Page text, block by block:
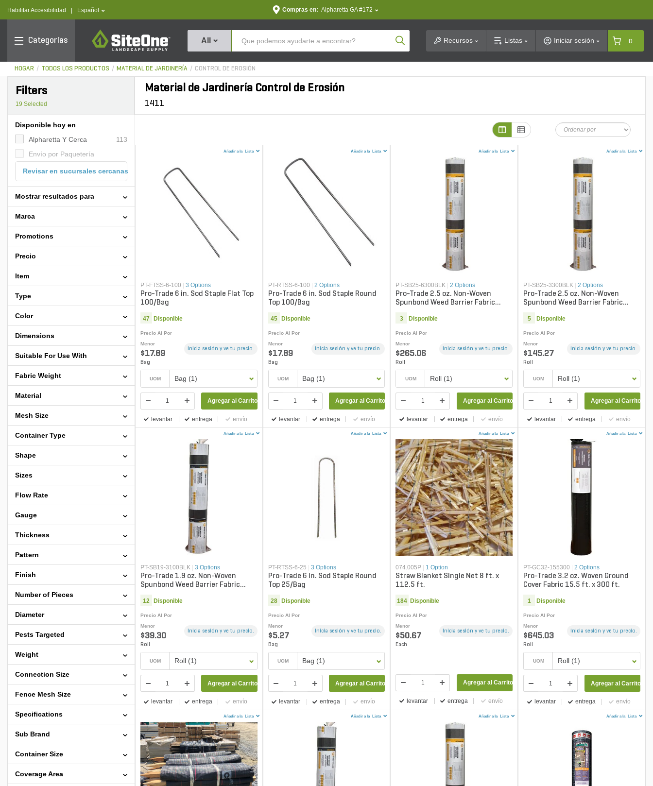
Habilitar Accesibilidad text.language
Español Compras en: Alpharetta GA #172
Categorías
SiteOne
All Product SearchRecursos Listas Iniciar sesión 0
HOGAR TODOS LOS PRODUCTOS MATERIAL DE JARDINERÍA CONTROL DE EROSIÓN
Filters
19 Selected
Disponible hoy en
Alpharetta Y Cerca
113
Envío por Paquetería
Revisar en sucursales cercanas
Mostrar resultados para
Marca
Promotions
Precio
Item
Type
Color
Dimensions
Suitable For Use With
Fabric Weight
Material
Mesh Size
Container Type
Shape
Sizes
Flow Rate
Gauge
Thickness
Pattern
Finish
Number of Pieces
Diameter
Pests Targeted
Weight
Connection Size
Fence Mesh Size
Specifications
Sub Brand
Container Size
Coverage Area
Material de Jardinería Control de Erosión
1411
Añadir a la Lista
PT-FTSS-6-100 | 3 Options
Pro-Trade 6 in. Sod Staple Flat Top
100/Bag
47 Disponible
Precio Al Por
Menor
$17.89
Bag
Inicia sesión y ve tu precio.
UOM Bag (1)
Agregar al Carrito
levantar entrega envío
Añadir a la Lista
PT-RTSS-6-100 | 2 Options
Pro-Trade 6 in. Sod Staple Round
Top 100/Bag
45 Disponible
Precio Al Por
Menor
$17.89
Bag
Inicia sesión y ve tu precio.
UOM Bag (1)
Agregar al Carrito
levantar entrega envío
Añadir a la Lista
PT-SB25-6300BLK | 2 Options
Pro-Trade 2.5 oz. Non-Woven
Spunbond Weed Barrier Fabric
3 Disponible
Precio Al Por
Menor
$265.06
Roll
Inicia sesión y ve tu precio.
UOM Roll (1)
Agregar al Carrito
levantar entrega envío
Añadir a la Lista
PT-SB25-3300BLK | 2 Options
Pro-Trade 2.5 oz. Non-Woven
Spunbond Weed Barrier Fabric
5 Disponible
Precio Al Por
Menor
$145.27
Roll
Inicia sesión y ve tu precio.
UOM Roll (1)
Agregar al Carrito
levantar entrega envío
Añadir a la Lista
PT-SB19-3100BLK 3 Options
Pro-Trade 1.9 oz. Non-Woven
Spunbond Weed Barrier Fabric
12 Disponible
Precio Al Por
Menor
$39.30
Roll
Inicia sesión y ve tu precio.
UOM Roll (1)
Agregar al Carrito
levantar entrega envío
Añadir a la Lista
PT-RTSS-6-25 3 Options
Pro-Trade 6 in. Sod Staple Round
Top 25/Bag
28 Disponible
Precio Al Por
Menor
$5.27
Bag
Inicia sesión y ve tu precio.
UOM Bag (1)
Agregar al Carrito
levantar entrega envío
Añadir a la Lista
074.005P 1 Option
Straw Blanket Single Net 8 ft. x
112.5 ft.
184 Disponible
Precio Al Por
Menor
$50.67
Each
Inicia sesión y ve tu precio.
Agregar al Carrito
levantar entrega envío
Añadir a la Lista
PT-GC32-155300 2 Options
Pro-Trade 3.2 oz. Woven Ground
Cover Fabric 15.5 ft. x 300 ft.
1 Disponible
Precio Al Por
Menor
$645.03
Roll
Inicia sesión y ve tu precio.
UOM Roll (1)
Agregar al Carrito
levantar entrega envío
Añadir a la Lista Añadir a la Lista Añadir a la Lista Añadir a la Lista